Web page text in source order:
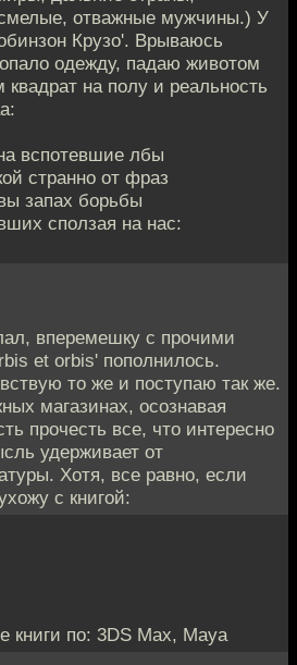
отважные мужчины.) У
Крузо'. Врываюсь
одежду, падаю животом
квадрат на полу и реальность
вспотевшие лбы
странно от фраз
запах борьбы
сползая на нас:
вперемешку с прочими
et orbis' пополнилось.
то же и поступаю так же.
магазинах, осознавая
прочесть все, что интересно
удерживает от
Хотя, все равно, если
с книгой:
книги по: 3DS Max, Maya